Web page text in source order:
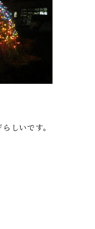
しいです。